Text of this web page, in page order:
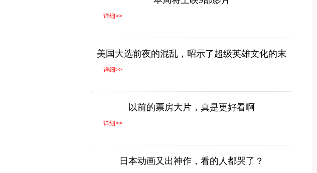
详细>>
美国大选前夜的混乱，昭示了超级英雄文化的末
详细>>
以前的票房大片，真是更好看啊
详细>>
日本动画又出神作，看的人都哭了？